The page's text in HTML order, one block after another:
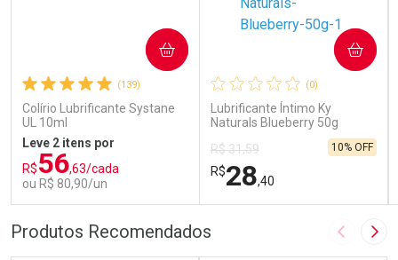
(139)
Colírio Lubrificante Systane
UL 10ml
Leve 2 itens por
R$56,63/cada
ou R$ 80,90/un
COMPRAR
FECHAR
FECHAR
Por Menos
(0)
Lubrificante Íntimo Ky
Naturals Blueberry 50g
R$ 31,59
R$28,40
10% OFF
COMPRAR
Por Menos
Produtos Recomendados Imagem